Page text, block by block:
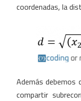
coordenadas, la
Además debemos
compartir